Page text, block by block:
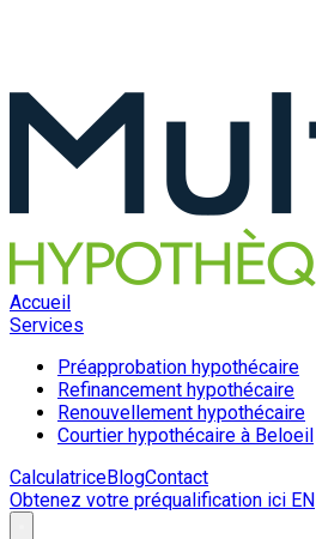
Accueil
Services
Préapprobation hypothécaire
Refinancement hypothécaire
Renouvellement hypothécaire
Courtier hypothécaire à Beloeil
CalculatriceBlogContact
Obtenez votre préqualification ici EN